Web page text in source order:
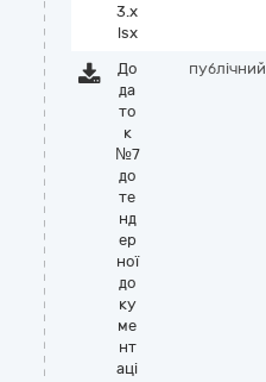
3.x
lsx
До
да
то
к
№7
до
те
нд
ер
ної
до
ку
ме
нт
аці
публічний